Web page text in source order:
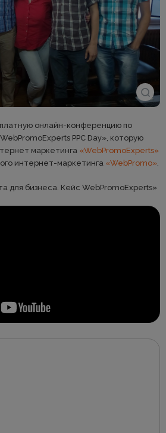
онлайн-конференцию по
PPC Day», которую
маркетинга «WebPromoExperts»
интернет-маркетинга «WebPromo».
для бизнеса. Кейс WebPromoExperts»